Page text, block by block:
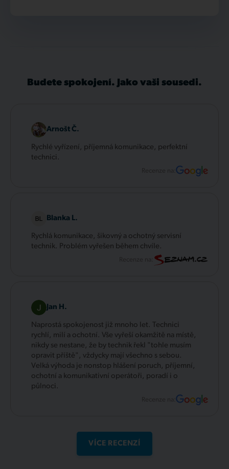
Budete spokojení. Jako vaši sousedi.
Arnošt Č.
Rychlé vyřízení, příjemná komunikace, perfektní
technici.
Recenze na:
Blanka L.
Rychlá komunikace, šikovný a ochotný servisní
technik. Problém vyřešen během chvíle.
Jan H.
Naprostá spokojenost již mnoho let. Technici
rychlí, milí a ochotní. Vše vyřeší okamžitě na místě,
nikdy se nestane, že by technik řekl "tohle musím
opravit příště", vždycky mají všechno s sebou.
Velká výhoda je nonstop hlášení poruch, příjemní,
ochotní a komunikativní operátoři, poradí i o
půlnoci.
Recenze na:
VÍCE RECENZÍ